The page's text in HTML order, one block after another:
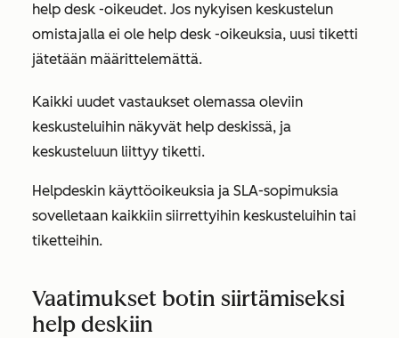
help desk -oikeudet. Jos nykyisen keskustelun
omistajalla ei ole help desk -oikeuksia, uusi tiketti
jätetään määrittelemättä.
Kaikki uudet vastaukset olemassa oleviin
keskusteluihin näkyvät help deskissä, ja
keskusteluun liittyy tiketti.
Helpdeskin käyttöoikeuksia ja SLA-sopimuksia
sovelletaan kaikkiin siirrettyihin keskusteluihin tai
tiketteihin.
Vaatimukset botin siirtämiseksi
help deskiin